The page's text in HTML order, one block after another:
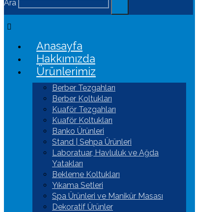
Ara
Anasayfa
Hakkımızda
Ürünlerimiz
Berber Tezgahları
Berber Koltukları
Kuaför Tezgahları
Kuaför Koltukları
Banko Ürünleri
Stand | Sehpa Ürünleri
Laboratuar, Havluluk ve Ağda
Yatakları
Bekleme Koltukları
Yıkama Setleri
Spa Ürünleri ve Manikür Masası
Dekoratif Ürünler